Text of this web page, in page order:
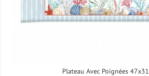
Plateau Avec Poignées 47x31